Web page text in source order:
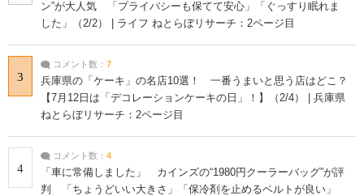
ン”が大人気 「プライバシーも保てて安心」「ぐっすり眠れま
した」（2/2） | ライフ ねとらぼリサーチ：2ページ目
3
コメント数： 7
兵庫県の「ケーキ」の名店10選！ 一番うまいと思う店はどこ？
【7月12日は「デコレーションケーキの日」！】（2/4） | 兵庫県
ねとらぼリサーチ：2ページ目
4
コメント数： 4
「車に常備しました」 カインズの“1980円クーラーバッグ”が評
判 「ちょうどいい大きさ」「保冷剤を止めるベルトが良い」